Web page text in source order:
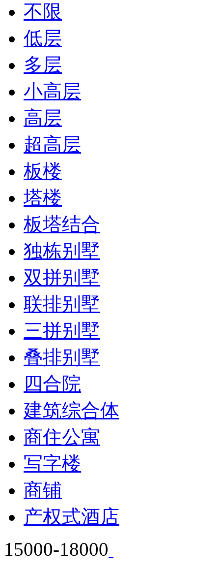
不限
低层
多层
小高层
高层
超高层
板楼
塔楼
板塔结合
独栋别墅
双拼别墅
联排别墅
三拼别墅
叠排别墅
四合院
建筑综合体
商住公寓
写字楼
商铺
产权式酒店
15000-18000